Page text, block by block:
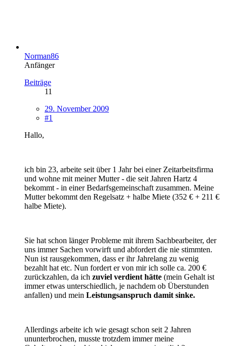
Norman86
Anfänger
Beiträge
11
29. November 2009
#1
Hallo,
ich bin 23, arbeite seit über 1 Jahr bei einer Zeitarbeitsfirma
und wohne mit meiner Mutter - die seit Jahren Hartz 4
bekommt - in einer Bedarfsgemeinschaft zusammen. Meine
Mutter bekommt den Regelsatz + halbe Miete (352 € + 211 €
halbe Miete).
Sie hat schon länger Probleme mit ihrem Sachbearbeiter, der
uns immer Sachen vorwirft und abfordert die nie stimmten.
Nun ist rausgekommen, dass er ihr Jahrelang zu wenig
bezahlt hat etc. Nun fordert er von mir ich solle ca. 200 €
zurückzahlen, da ich zuviel verdient hätte (mein Gehalt ist
immer etwas unterschiedlich, je nachdem ob Überstunden
anfallen) und mein Leistungsanspruch damit sinke.
Allerdings arbeite ich wie gesagt schon seit 2 Jahren
ununterbrochen, musste trotzdem immer meine